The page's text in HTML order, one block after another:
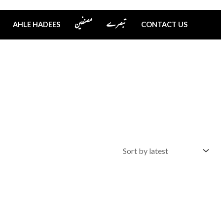
AHLE HADEES مصنفین تبصرے CONTACT US